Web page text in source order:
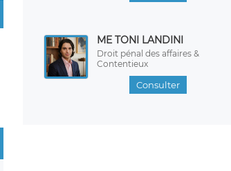
ME TONI LANDINI
Droit pénal des affaires &
Contentieux
Consulter